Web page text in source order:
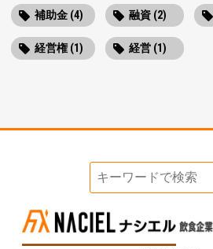
補助金 (4) 融資 (2)
経営権 (1) 経営 (1)